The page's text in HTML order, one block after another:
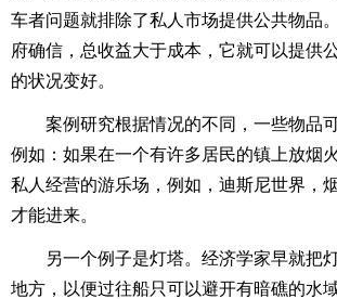
车者问题就排除了私人市场提供公共物品
府确信，总收益大于成本，它就可以提供
的状况变好。
案例研究根据情况的不同，一些物品
例如：如果在一个有许多居民的镇上放烟
私人经营的游乐场，例如，迪斯尼世界，
才能进来。
另一个例子是灯塔。经济学家早就把
地方，以便过往船只可以避开有暗礁的水